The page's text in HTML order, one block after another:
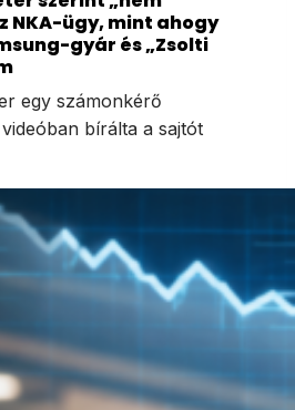
NKA-ügy, mint ahogy
gyár és „Zsolti
egy számonkérő
bírálta a sajtót